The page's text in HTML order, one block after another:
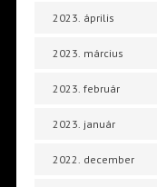
2023. április
2023. március
2023. február
2023. január
2022. december